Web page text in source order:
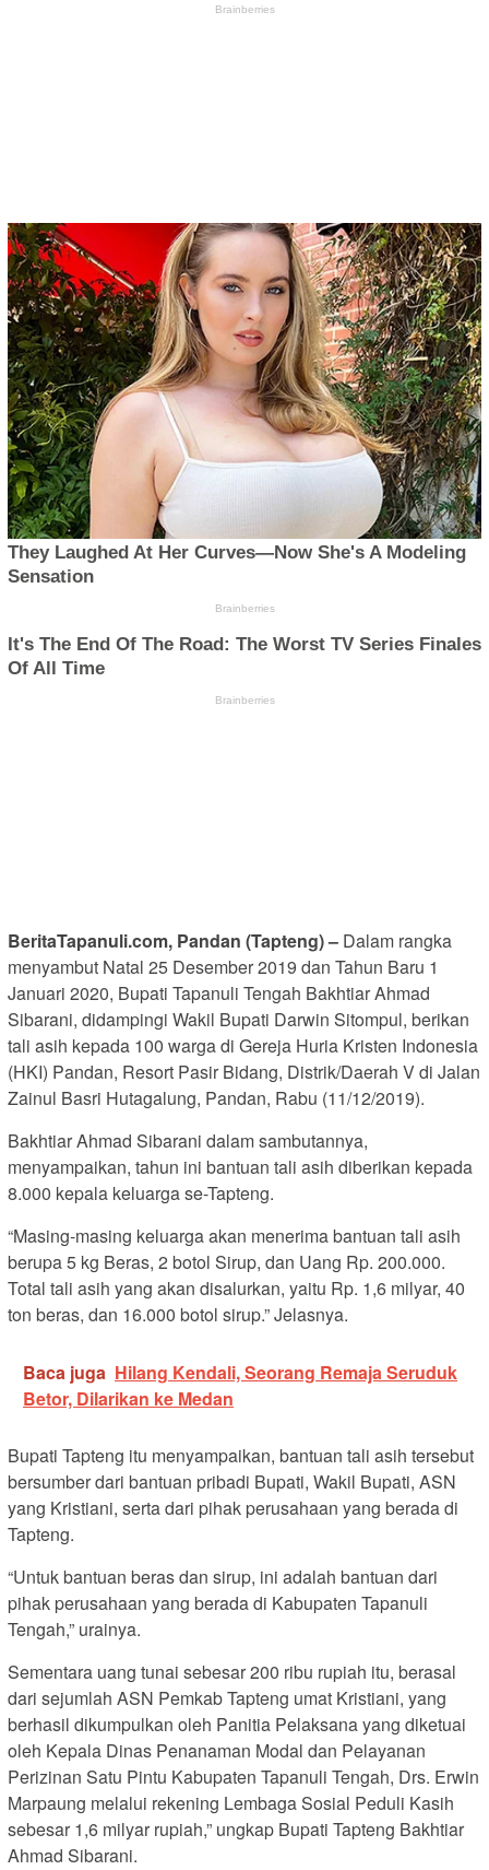
BeritaTapanuli.com, Pandan (Tapteng) – Dalam rangka
menyambut Natal 25 Desember 2019 dan Tahun Baru 1
Januari 2020, Bupati Tapanuli Tengah Bakhtiar Ahmad
Sibarani, didampingi Wakil Bupati Darwin Sitompul, berikan
tali asih kepada 100 warga di Gereja Huria Kristen Indonesia
(HKI) Pandan, Resort Pasir Bidang, Distrik/Daerah V di Jalan
Zainul Basri Hutagalung, Pandan, Rabu (11/12/2019).
Bakhtiar Ahmad Sibarani dalam sambutannya,
menyampaikan, tahun ini bantuan tali asih diberikan kepada
8.000 kepala keluarga se-Tapteng.
“Masing-masing keluarga akan menerima bantuan tali asih
berupa 5 kg Beras, 2 botol Sirup, dan Uang Rp. 200.000.
Total tali asih yang akan disalurkan, yaitu Rp. 1,6 milyar, 40
ton beras, dan 16.000 botol sirup.” Jelasnya.
Baca juga Hilang Kendali, Seorang Remaja Seruduk
Betor, Dilarikan ke Medan
Bupati Tapteng itu menyampaikan, bantuan tali asih tersebut
bersumber dari bantuan pribadi Bupati, Wakil Bupati, ASN
yang Kristiani, serta dari pihak perusahaan yang berada di
Tapteng.
“Untuk bantuan beras dan sirup, ini adalah bantuan dari
pihak perusahaan yang berada di Kabupaten Tapanuli
Tengah,” urainya.
Sementara uang tunai sebesar 200 ribu rupiah itu, berasal
dari sejumlah ASN Pemkab Tapteng umat Kristiani, yang
berhasil dikumpulkan oleh Panitia Pelaksana yang diketuai
oleh Kepala Dinas Penanaman Modal dan Pelayanan
Perizinan Satu Pintu Kabupaten Tapanuli Tengah, Drs. Erwin
Marpaung melalui rekening Lembaga Sosial Peduli Kasih
sebesar 1,6 milyar rupiah,” ungkap Bupati Tapteng Bakhtiar
Ahmad Sibarani.